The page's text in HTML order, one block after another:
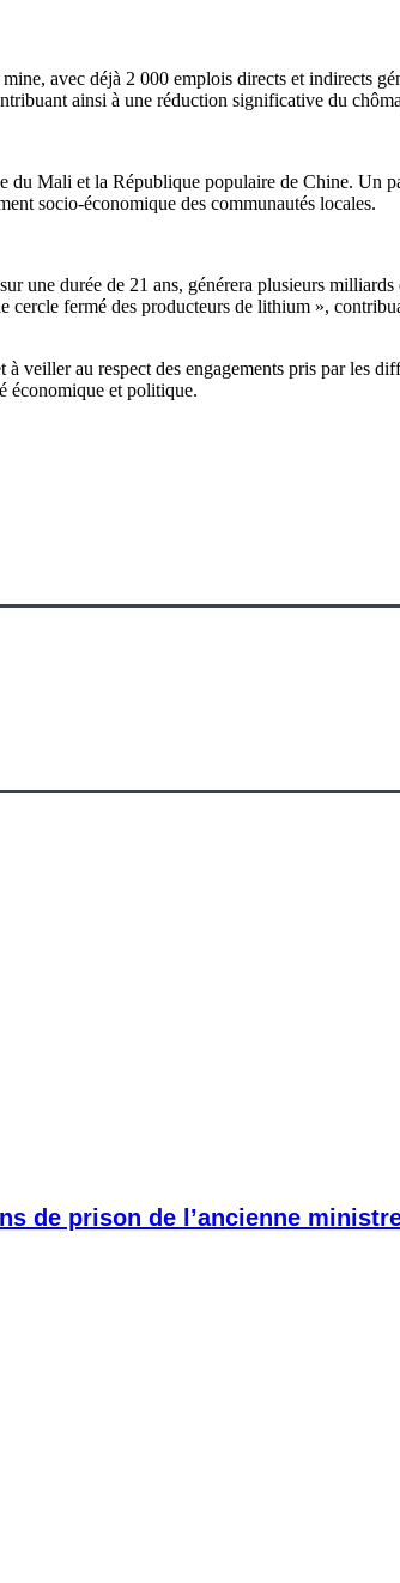
avec déjà 2 000 emplois directs et indirects
ainsi à une réduction significative du
Mali et la République populaire de Chine. Un
socio-économique des communautés locales.
une durée de 21 ans, générera plusieurs
fermé des producteurs de lithium »,
veiller au respect des engagements pris par les
économique et politique.
de prison de l’ancienne